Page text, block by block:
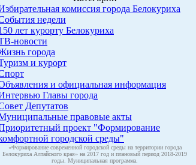
комиссия города Белокуриха
недели
лет курорту Белокуриха
новости
города
и курорт
и официальная информация
Главы города
Депутатов
правовые акты
проект "Формирование
городской среды"
«Формирование современной городской среды на территории города
Белокуриха Алтайского края» на 2017 год и плановый период 2018-2019
годы. Муниципальная программа.